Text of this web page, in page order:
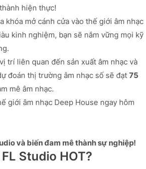
hiện thực!
khóa mở cánh cửa vào thế giới âm nhạc
kinh nghiệm, bạn sẽ nắm vững mọi kỹ
trí liên quan đến sản xuất âm nhạc và
đoán thị trường âm nhạc số sẽ đạt 75
mê âm nhạc.
giới âm nhạc Deep House ngay hôm
và biến đam mê thành sự nghiệp!
Studio HOT?